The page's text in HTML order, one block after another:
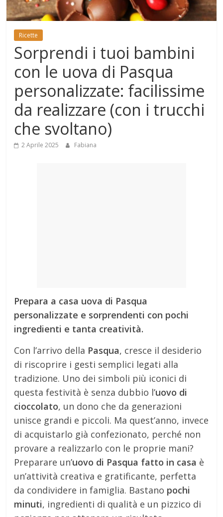
Mondo
Ricette
Sorprendi i tuoi bambini
con le uova di Pasqua
personalizzate: facilissime
da realizzare (con i trucchi
che svoltano)
2 Aprile 2025 Fabiana
Prepara a casa uova di Pasqua
personalizzate e sorprendenti con pochi
ingredienti e tanta creatività.
Con l’arrivo della Pasqua, cresce il desiderio
di riscoprire i gesti semplici legati alla
tradizione. Uno dei simboli più iconici di
questa festività è senza dubbio l’uovo di
cioccolato, un dono che da generazioni
unisce grandi e piccoli. Ma quest’anno, invece
di acquistarlo già confezionato, perché non
provare a realizzarlo con le proprie mani?
Preparare un’uovo di Pasqua fatto in casa è
un’attività creativa e gratificante, perfetta
da condividere in famiglia. Bastano pochi
minuti, ingredienti di qualità e un pizzico di